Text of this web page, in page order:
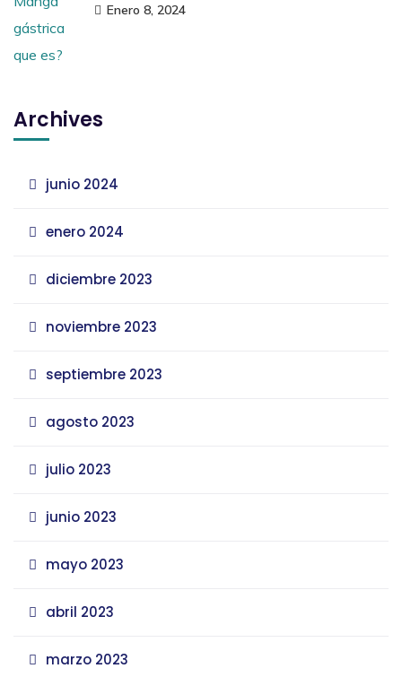
Enero 8, 2024
Archives
junio 2024
enero 2024
diciembre 2023
noviembre 2023
septiembre 2023
agosto 2023
julio 2023
junio 2023
mayo 2023
abril 2023
marzo 2023